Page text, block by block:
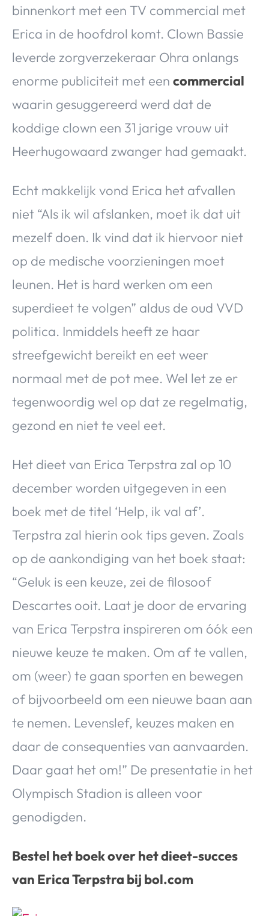
binnenkort met een TV commercial met
Erica in de hoofdrol komt. Clown Bassie
leverde zorgverzekeraar Ohra onlangs
enorme publiciteit met een commercial
waarin gesuggereerd werd dat de
koddige clown een 31 jarige vrouw uit
Heerhugowaard zwanger had gemaakt.
Echt makkelijk vond Erica het afvallen
niet “Als ik wil afslanken, moet ik dat uit
mezelf doen. Ik vind dat ik hiervoor niet
op de medische voorzieningen moet
leunen. Het is hard werken om een
superdieet te volgen” aldus de oud VVD
politica. Inmiddels heeft ze haar
streefgewicht bereikt en eet weer
normaal met de pot mee. Wel let ze er
tegenwoordig wel op dat ze regelmatig,
gezond en niet te veel eet.
Het dieet van Erica Terpstra zal op 10
december worden uitgegeven in een
boek met de titel ‘Help, ik val af’.
Terpstra zal hierin ook tips geven. Zoals
op de aankondiging van het boek staat:
“Geluk is een keuze, zei de filosoof
Descartes ooit. Laat je door de ervaring
van Erica Terpstra inspireren om óók een
nieuwe keuze te maken. Om af te vallen,
om (weer) te gaan sporten en bewegen
of bijvoorbeeld om een nieuwe baan aan
te nemen. Levenslef, keuzes maken en
daar de consequenties van aanvaarden.
Daar gaat het om!” De presentatie in het
Olympisch Stadion is alleen voor
genodigden.
Bestel het boek over het dieet-succes
van Erica Terpstra bij bol.com